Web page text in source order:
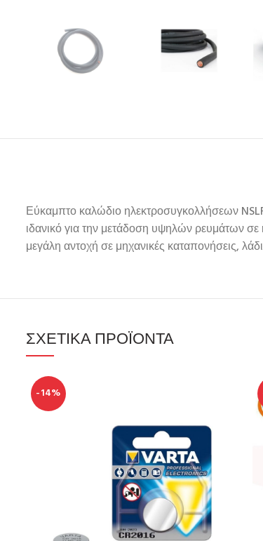
Εύκαμπτο καλώδιο ηλεκτροσυγκολλήσεων
ιδανικό για την μετάδοση υψηλών ρευμάτων
μεγάλη αντοχή σε μηχανικές καταπονήσεις,
ΣΧΕΤΙΚΆ ΠΡΟΪΌΝΤΑ
-14%